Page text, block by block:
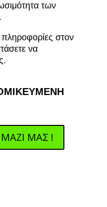
των
στον
να
ΜΑΣ !